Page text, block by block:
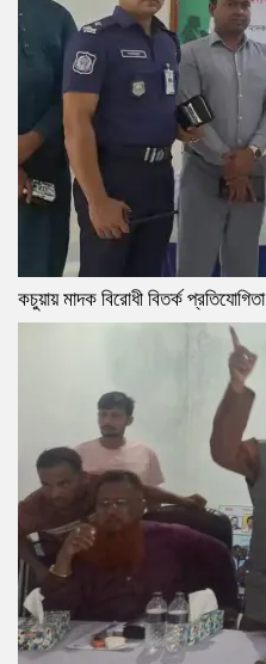
কচুয়ায় মাদক বিরোধী বিতর্ক প্রতিযোগিতা